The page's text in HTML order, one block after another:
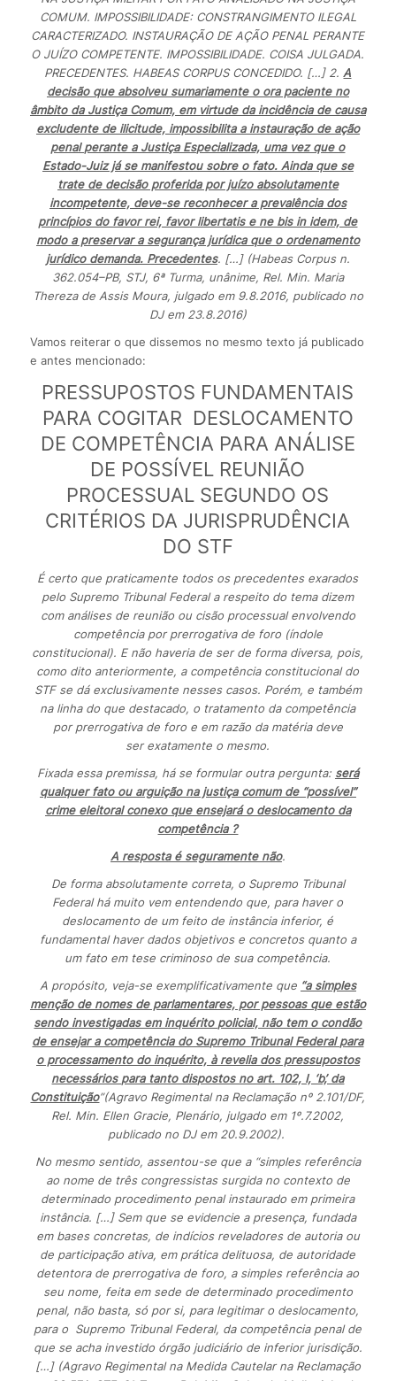
COMUM. IMPOSSIBILIDADE: CONSTRANGIMENTO ILEGAL
CARACTERIZADO. INSTAURAÇÃO DE AÇÃO PENAL PERANTE
O JUÍZO COMPETENTE. IMPOSSIBILIDADE. COISA JULGADA.
PRECEDENTES. HABEAS CORPUS CONCEDIDO. […] 2. A
decisão que absolveu sumariamente o ora paciente no
âmbito da Justiça Comum, em virtude da incidência de causa
excludente de ilicitude, impossibilita a instauração de ação
penal perante a Justiça Especializada, uma vez que o
Estado-Juiz já se manifestou sobre o fato. Ainda que se
trate de decisão proferida por juízo absolutamente
incompetente, deve-se reconhecer a prevalência dos
princípios do favor rei, favor libertatis e ne bis in idem, de
modo a preservar a segurança jurídica que o ordenamento
jurídico demanda. Precedentes. […] (Habeas Corpus n.
362.054–PB, STJ, 6ª Turma, unânime, Rel. Min. Maria
Thereza de Assis Moura, julgado em 9.8.2016, publicado no
DJ em 23.8.2016)
Vamos reiterar o que dissemos no mesmo texto já publicado
e antes mencionado:
PRESSUPOSTOS FUNDAMENTAIS
PARA COGITAR DESLOCAMENTO
DE COMPETÊNCIA PARA ANÁLISE
DE POSSÍVEL REUNIÃO
PROCESSUAL SEGUNDO OS
CRITÉRIOS DA JURISPRUDÊNCIA
DO STF
É certo que praticamente todos os precedentes exarados
pelo Supremo Tribunal Federal a respeito do tema dizem
com análises de reunião ou cisão processual envolvendo
competência por prerrogativa de foro (índole
constitucional). E não haveria de ser de forma diversa, pois,
como dito anteriormente, a competência constitucional do
STF se dá exclusivamente nesses casos. Porém, e também
na linha do que destacado, o tratamento da competência
por prerrogativa de foro e em razão da matéria deve
ser exatamente o mesmo.
Fixada essa premissa, há se formular outra pergunta: será
qualquer fato ou arguição na justiça comum de “possível”
crime eleitoral conexo que ensejará o deslocamento da
competência ?
A resposta é seguramente não.
De forma absolutamente correta, o Supremo Tribunal
Federal há muito vem entendendo que, para haver o
deslocamento de um feito de instância inferior, é
fundamental haver dados objetivos e concretos quanto a
um fato em tese criminoso de sua competência.
A propósito, veja-se exemplificativamente que “a simples
menção de nomes de parlamentares, por pessoas que estão
sendo investigadas em inquérito policial, não tem o condão
de ensejar a competência do Supremo Tribunal Federal para
o processamento do inquérito, à revelia dos pressupostos
necessários para tanto dispostos no art. 102, I, ‘b’, da
Constituição”(Agravo Regimental na Reclamação nº 2.101/DF,
Rel. Min. Ellen Gracie, Plenário, julgado em 1º.7.2002,
publicado no DJ em 20.9.2002).
No mesmo sentido, assentou-se que a “simples referência
ao nome de três congressistas surgida no contexto de
determinado procedimento penal instaurado em primeira
instância. […] Sem que se evidencie a presença, fundada
em bases concretas, de indícios reveladores de autoria ou
de participação ativa, em prática delituosa, de autoridade
detentora de prerrogativa de foro, a simples referência ao
seu nome, feita em sede de determinado procedimento
penal, não basta, só por si, para legitimar o deslocamento,
para o Supremo Tribunal Federal, da competência penal de
que se acha investido órgão judiciário de inferior jurisdição.
[…] (Agravo Regimental na Medida Cautelar na Reclamação